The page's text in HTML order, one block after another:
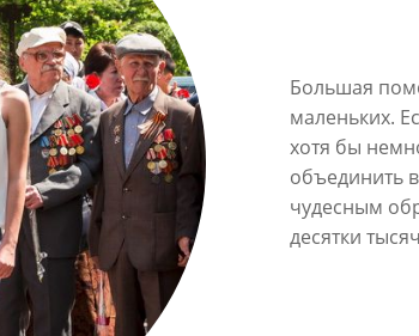
Большая
маленьких.
хотя бы
объединить
чудесным
десятки